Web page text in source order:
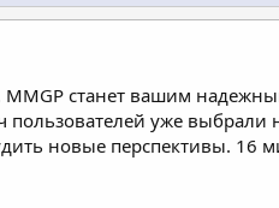
MMGP станет вашим
уже
новые перспективы.